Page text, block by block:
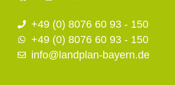
a
e
b
o
o
n
t
a
g
r
e
l
o
p
+49 (0) 8076 60 93 - 150
+49 (0) 8076 60 93 - 150
info@landplan-bayern.de